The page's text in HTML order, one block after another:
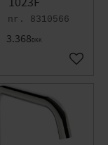
8310566
3.368DKK
Gem